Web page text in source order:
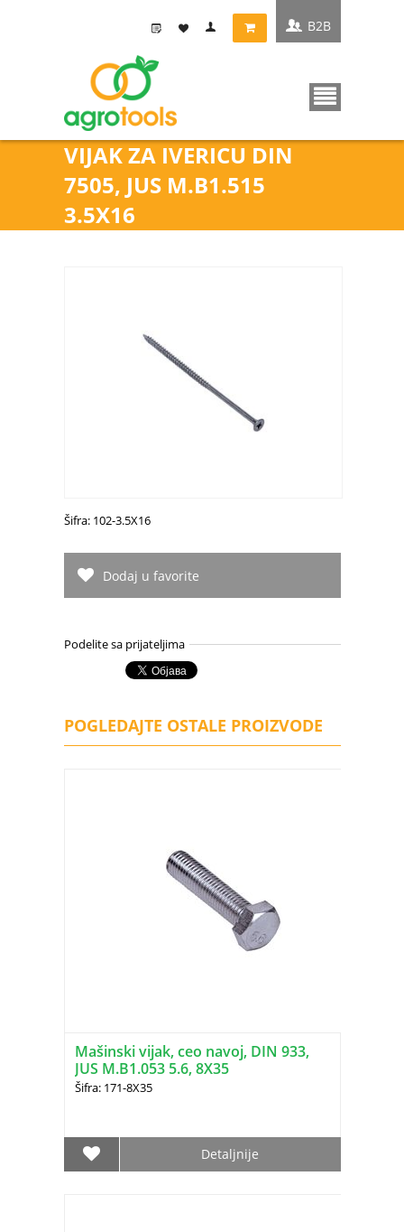
VIJAK ZA IVERICU DIN
7505, JUS M.B1.515
3.5X16
B2B
Šifra: 102-3.5X16
Dodaj u favorite
Podelite sa prijateljima
POGLEDAJTE OSTALE PROIZVODE
Mašinski vijak, ceo navoj, DIN 933,
JUS M.B1.053 5.6, 8X35
Šifra: 171-8X35
Detaljnije